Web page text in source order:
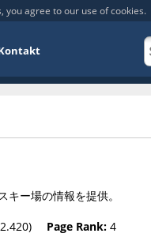
you agree to our use of cookies.
ー場の情報を提供。
Page Rank: 4